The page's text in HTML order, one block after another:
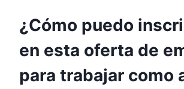
¿Cómo puedo
en esta oferta de
para trabajar como